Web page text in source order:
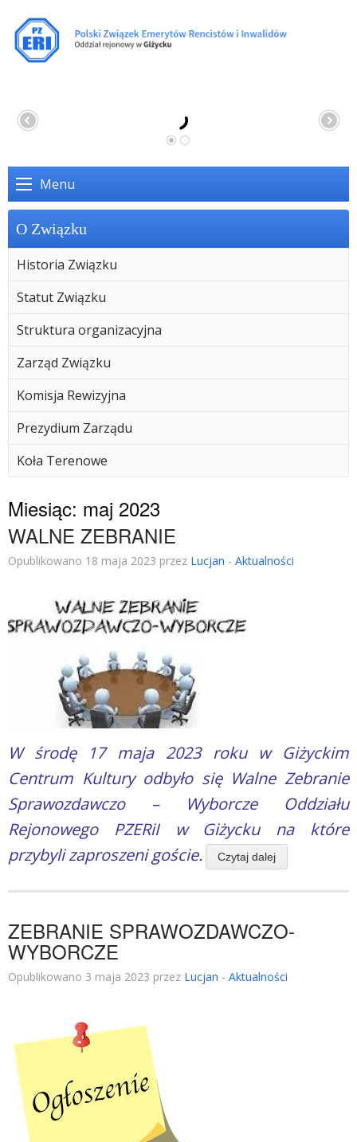
Menu
O Związku
Historia Związku
Statut Związku
Struktura organizacyjna
Zarząd Związku
Komisja Rewizyjna
Prezydium Zarządu
Koła Terenowe
Miesiąc: maj 2023
WALNE ZEBRANIE
Opublikowano 18 maja 2023 przez Lucjan - Aktualności
W środę 17 maja 2023 roku w Giżyckim
Centrum Kultury odbyło się Walne Zebranie
Sprawozdawczo – Wyborcze Oddziału
Rejonowego PZERiI w Giżycku na które
przybyli zaproszeni goście.
Czytaj dalej
ZEBRANIE SPRAWOZDAWCZO-
WYBORCZE
Opublikowano 3 maja 2023 przez Lucjan - Aktualności